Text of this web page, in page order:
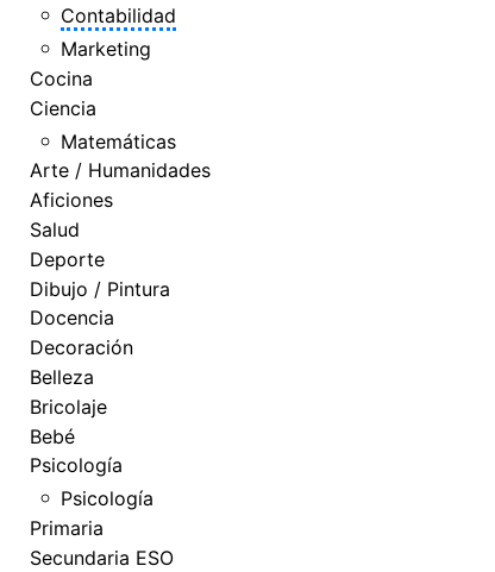
Contabilidad
Marketing
Cocina
Ciencia
Matemáticas
Arte / Humanidades
Aficiones
Salud
Deporte
Dibujo / Pintura
Docencia
Decoración
Belleza
Bricolaje
Bebé
Psicología
Psicología
Primaria
Secundaria ESO